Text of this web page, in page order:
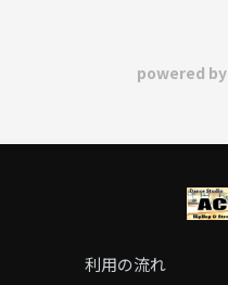
powered by
利用の流れ